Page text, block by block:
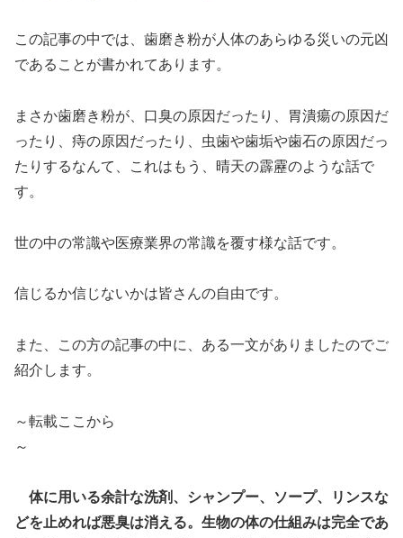
この記事の中では、歯磨き粉が人体のあらゆる災いの元凶
であることが書かれてあります。
まさか歯磨き粉が、口臭の原因だったり、胃潰瘍の原因だ
ったり、痔の原因だったり、虫歯や歯垢や歯石の原因だっ
たりするなんて、これはもう、晴天の霹靂のような話で
す。
世の中の常識や医療業界の常識を覆す様な話です。
信じるか信じないかは皆さんの自由です。
また、この方の記事の中に、ある一文がありましたのでご
紹介します。
～転載ここから
～
体に用いる余計な洗剤、シャンプー、ソープ、リンスな
どを止めれば悪臭は消える。生物の体の仕組みは完全であ